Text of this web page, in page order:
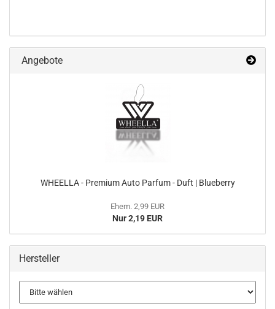
Angebote
WHEEL­LA - Pre­mi­um Auto Par­fum - Duft | Blue­ber­ry
Ehem. 2,99 EUR
Nur 2,19 EUR
Hersteller